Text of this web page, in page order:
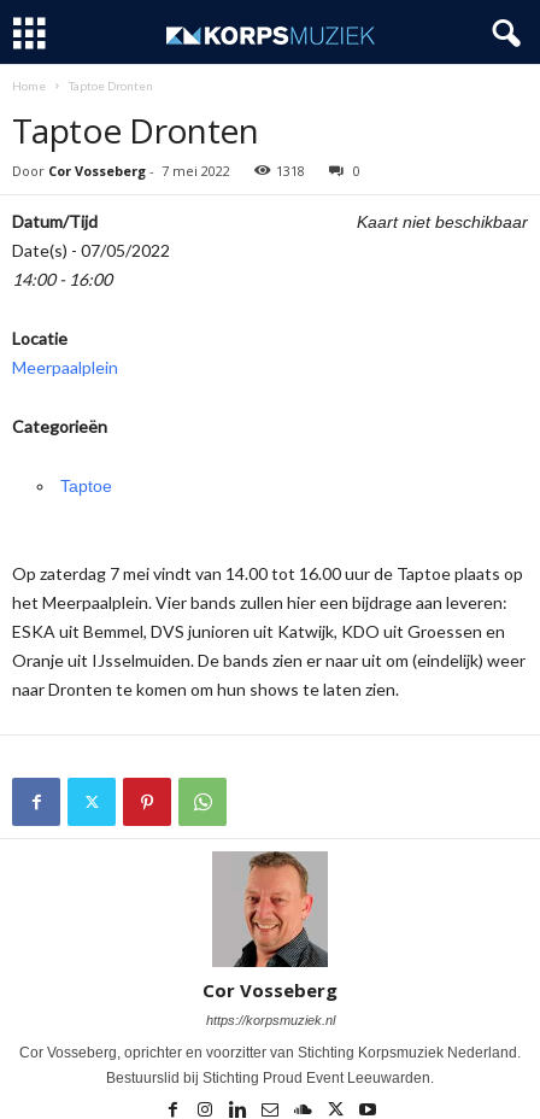
Home Taptoe Dronten
Taptoe Dronten
Door Cor Vosseberg - 7 mei 2022 1318 0
Kaart niet beschikbaar
Datum/Tijd
Date(s) - 07/05/2022
14:00 - 16:00
Locatie
Meerpaalplein
Categorieën
Taptoe
Op zaterdag 7 mei vindt van 14.00 tot 16.00 uur de Taptoe plaats op
het Meerpaalplein. Vier bands zullen hier een bijdrage aan leveren:
ESKA uit Bemmel, DVS junioren uit Katwijk, KDO uit Groessen en
Oranje uit IJsselmuiden. De bands zien er naar uit om (eindelijk) weer
naar Dronten te komen om hun shows te laten zien.
Cor Vosseberg
https://korpsmuziek.nl
Cor Vosseberg, oprichter en voorzitter van Stichting Korpsmuziek Nederland.
Bestuurslid bij Stichting Proud Event Leeuwarden.